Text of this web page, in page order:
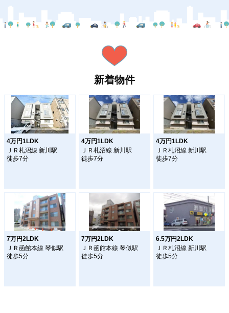
新着物件
4万円1LDK
ＪＲ札沼線 新川駅
徒歩7分
4万円1LDK
ＪＲ札沼線 新川駅
徒歩7分
4万円1LDK
ＪＲ札沼線 新川駅
徒歩7分
7万円2LDK
ＪＲ函館本線 琴似駅
徒歩5分
7万円2LDK
ＪＲ函館本線 琴似駅
徒歩5分
6.5万円2LDK
ＪＲ札沼線 新川駅
徒歩5分